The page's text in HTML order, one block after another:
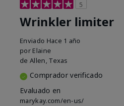
5
Wrinkler limiter
Enviado Hace 1 año
por Elaine
de Allen, Texas
Comprador verificado
Evaluado en
marykay.com/en-us/